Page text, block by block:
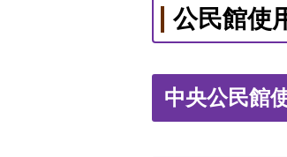
公民館使
中央公民館